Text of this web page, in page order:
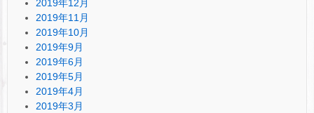
2019年12月
2019年11月
2019年10月
2019年9月
2019年6月
2019年5月
2019年4月
2019年3月